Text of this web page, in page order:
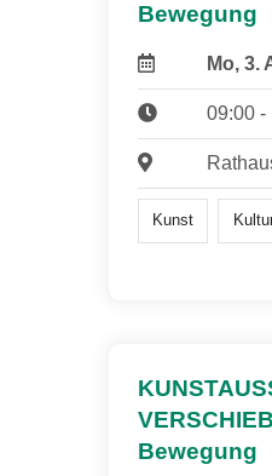
Bewegung
Mo, 3.
09:00 -
Kunst
Bewegung